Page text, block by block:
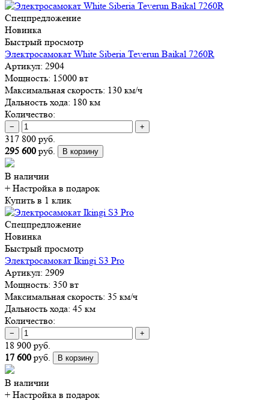
Спецпредложение
Новинка
Быстрый просмотр
Электросамокат White Siberia Teverun Baikal 7260R
Артикул: 2904
Мощность: 15000 вт
Максимальная скорость: 130 км/ч
Дальность хода: 180 км
Количество:
− +
317 800 руб.
295 600 руб. В корзину
В наличии
+ Настройка в подарок
Купить в 1 клик
Спецпредложение
Новинка
Быстрый просмотр
Электросамокат Ikingi S3 Pro
Артикул: 2909
Мощность: 350 вт
Максимальная скорость: 35 км/ч
Дальность хода: 45 км
Количество:
− +
18 900 руб.
17 600 руб. В корзину
В наличии
+ Настройка в подарок